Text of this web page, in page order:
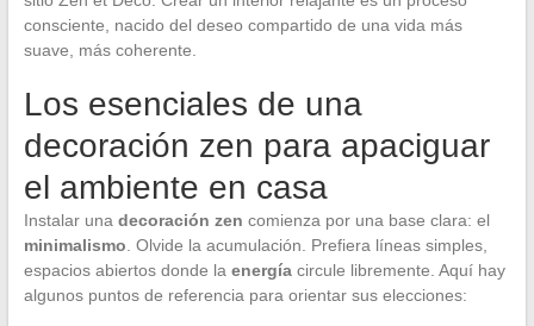
consciente, nacido del deseo compartido de una vida más
suave, más coherente.
Los esenciales de una
decoración zen para apaciguar
el ambiente en casa
Instalar una decoración zen comienza por una base clara: el
minimalismo . Olvide la acumulación. Prefiera líneas simples,
espacios abiertos donde la energíacircule libremente. Aquí hay
algunos puntos de referencia para orientar sus elecciones: